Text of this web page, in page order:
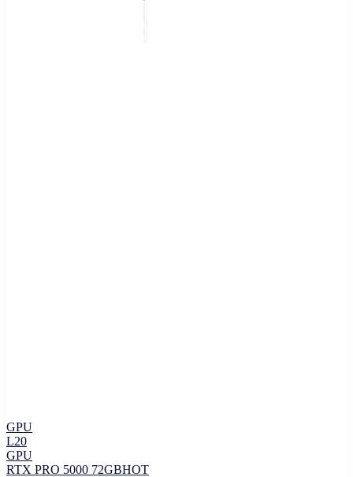
GPU
L20
GPU
RTX PRO 5000 72GBHOT